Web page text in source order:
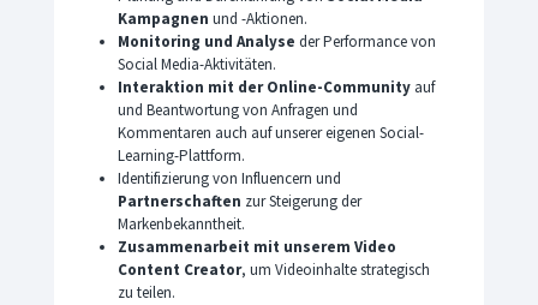
Kampagnen und -Aktionen.
Monitoring und Analyse der Performance von
Social Media-Aktivitäten.
Interaktion mit der Online-Communityauf
und Beantwortung von Anfragen und
Kommentaren auch auf unserer eigenen Social-
Learning-Plattform.
Identifizierung von Influencern und
Partnerschaften zur Steigerung der
Markenbekanntheit.
Zusammenarbeit mit unserem Video
Content Creator, um Videoinhalte strategisch
zu teilen.